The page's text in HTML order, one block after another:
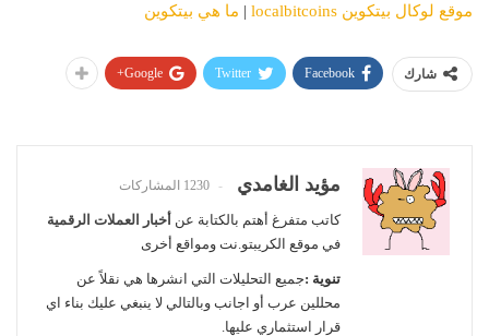
موقع لوكال بيتكوين localbitcoins
| ما هي بيتكوين
شارك Facebook
Twitter
Google+
مؤيد الغامدي 1230 المشاركات
كاتب متفرغ أهتم بالكتابة عن أخبار العملات الرقمية
في موقع الكريبتو.نت ومواقع أخرى
تنوية :جميع التحليلات التي انشرها هي نقلاً عن
محللين عرب أو اجانب وبالتالي لا ينبغي عليك بناء اي
قرار استثماري عليها.